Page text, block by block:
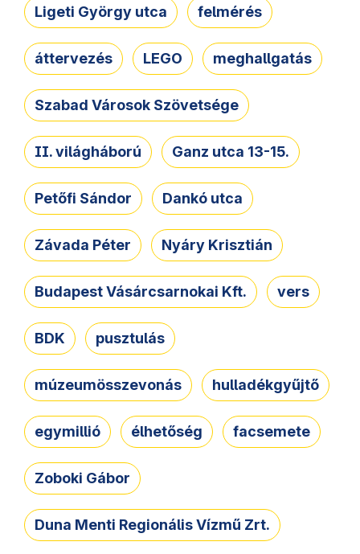
Ligeti György utca felmérés
áttervezés LEGO meghallgatás
Szabad Városok Szövetsége
II. világháború Ganz utca 13-15.
Petőfi Sándor Dankó utca
Závada Péter Nyáry Krisztián
Budapest Vásárcsarnokai Kft. vers
BDK pusztulás
múzeumösszevonás hulladékgyűjtő
egymillió élhetőség facsemete
Zoboki Gábor
Duna Menti Regionális Vízmű Zrt.